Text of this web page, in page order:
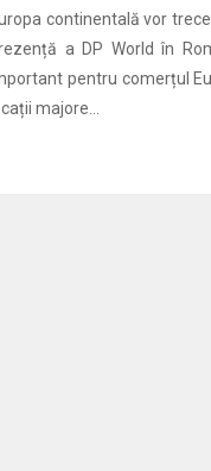
continentală vor
a DP World în
pentru comerțul
majore...